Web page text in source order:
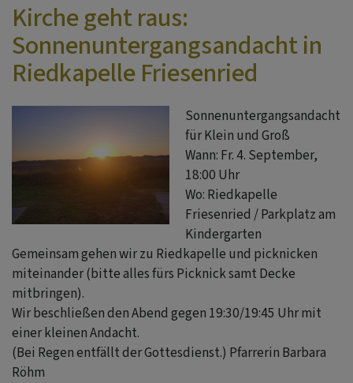
Kirche geht raus:
Sonnenuntergangsandacht in
Riedkapelle Friesenried
Sonnenuntergangsandacht
für Klein und Groß
Wann: Fr. 4. September,
18:00 Uhr
Wo: Riedkapelle
Friesenried / Parkplatz am
Kindergarten
Gemeinsam gehen wir zu Riedkapelle und picknicken
miteinander (bitte alles fürs Picknick samt Decke
mitbringen).
Wir beschließen den Abend gegen 19:30/19:45 Uhr mit
einer kleinen Andacht.
(Bei Regen entfällt der Gottesdienst.) Pfarrerin Barbara
Röhm